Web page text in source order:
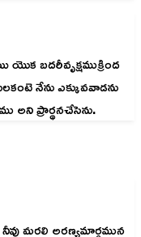
బదరీవృక్షముక్రింద
నేను ఎక్కువవాడను
అని ప్రార్థనచేసెను.
మరలి అరణ్యమార్గమున